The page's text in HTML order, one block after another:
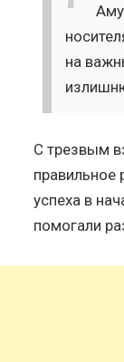
на
С трезвым
правильное
успеха в
помогали